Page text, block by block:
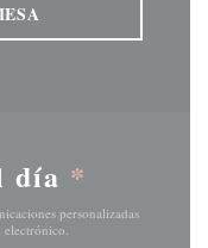
día *
personalizadas